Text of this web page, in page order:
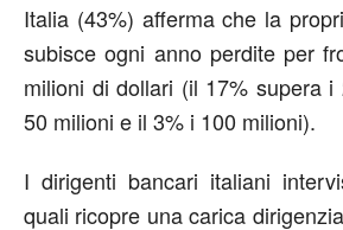
Italia (43%) afferma che la
subisce ogni anno perdite per
milioni di dollari (il 17% supera
50 milioni e il 3% i 100 milioni).
I dirigenti bancari italiani
quali ricopre una carica